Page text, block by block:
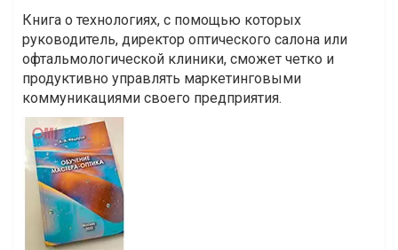
Книга о технологиях, с помощью которых
руководитель, директор оптического салона или
офтальмологической клиники, сможет четко и
продуктивно управлять маркетинговыми
коммуникациями своего предприятия.